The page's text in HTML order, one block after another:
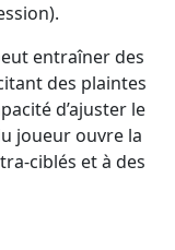
entraîner des
des plaintes
d’ajuster le
joueur ouvre la
et à des